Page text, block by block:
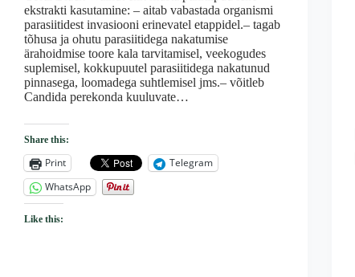
ekstrakti kasutamine: – aitab vabastada organismi
parasiitidest invasiooni erinevatel etappidel.– tagab
tõhusa ja ohutu parasiitidega nakatumise
ärahoidmise toore kala tarvitamisel, veekogudes
suplemisel, kokkupuutel parasiitidega nakatunud
pinnasega, loomadega suhtlemisel jms.– võitleb
Candida perekonda kuuluvate…
Share this:
Print
Telegram
WhatsApp
Like this: